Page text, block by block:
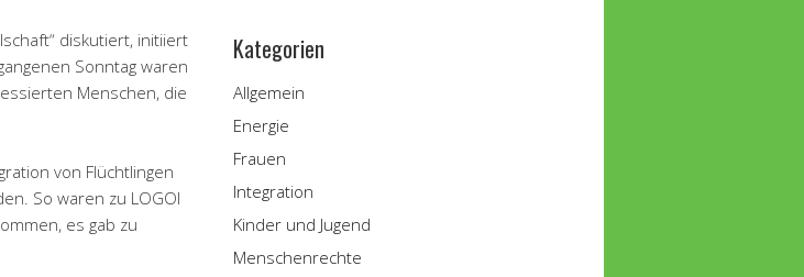
diskutiert, initiiert
Sonntag waren
Menschen, die
von Flüchtlingen
So waren zu LOGOI
es gab zu
Kategorien
Allgemein
Energie
Frauen
Integration
Kinder und Jugend
Menschenrechte